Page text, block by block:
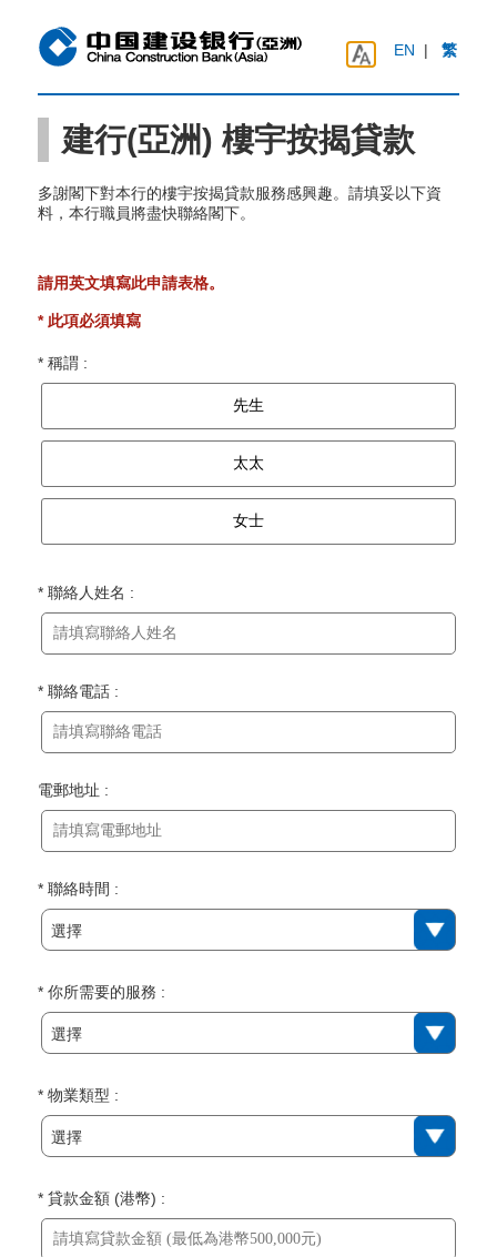
EN |繁
建行(亞洲) 樓宇按揭貸款
多謝閣下對本行的樓宇按揭貸款服務感興趣。請填妥以下資
料，本行職員將盡快聯絡閣下。
請用英文填寫此申請表格。
* 此項必須填寫
* 稱謂 :
先生
太太
女士
* 聯絡人姓名 :
* 聯絡電話 :
電郵地址 :
* 聯絡時間 :
選擇
* 你所需要的服務 :
選擇
* 物業類型 :
選擇
* 貸款金額 (港幣) :